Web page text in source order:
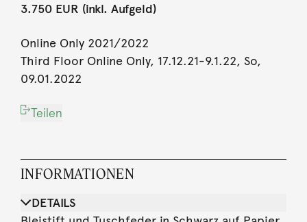
3.750 EUR (inkl. Aufgeld)
Online Only 2021/2022
Third Floor Online Only, 17.12.21-9.1.22, So,
09.01.2022
Teilen
INFORMATIONEN
DETAILS